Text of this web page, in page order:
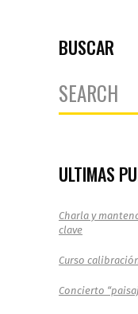
BUSCAR
Search
for:
ULTIMAS
Charla y
clave
Curso
Concierto